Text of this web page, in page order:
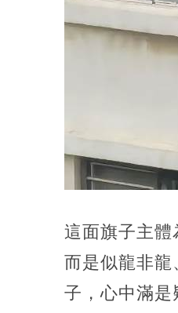
這面旗子主體
而是似龍非
子，心中滿